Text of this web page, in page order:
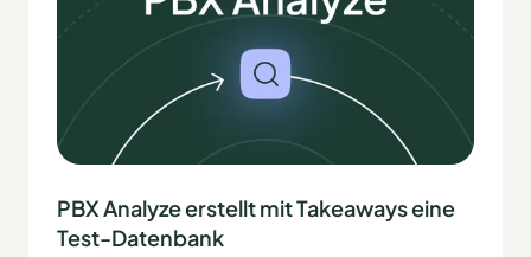
PBX Analyze erstellt mit Takeaways eine
Test-Datenbank